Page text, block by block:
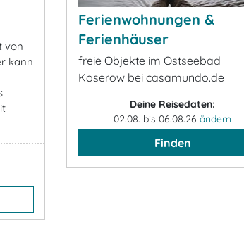
von
kann
Ferienwohnungen &
Ferienhäuser
freie Objekte im Ostseebad
Koserow bei casamundo.de
Deine Reisedaten:
02.08. bis 06.08.26 ändern
Finden